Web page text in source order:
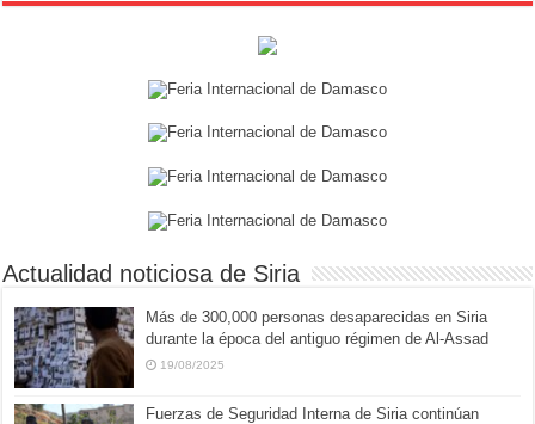
Actualidad noticiosa de Siria
Más de 300,000 personas desaparecidas en Siria
durante la época del antiguo régimen de Al-Assad
19/08/2025
Fuerzas de Seguridad Interna de Siria continúan